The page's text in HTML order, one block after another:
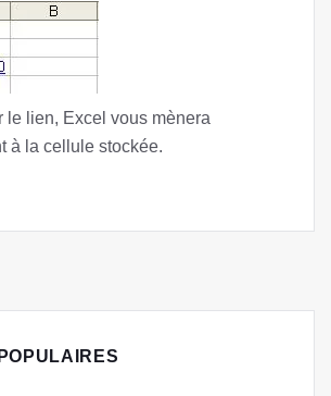
le lien, Excel vous mènera
à la cellule stockée.